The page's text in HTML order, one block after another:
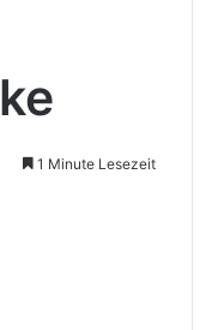
1 Minute Lesezeit